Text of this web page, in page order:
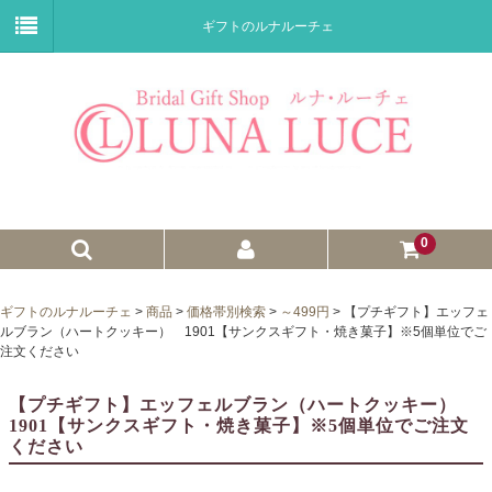
ギフトのルナルーチェ
0
プチギフト
子育て卒業証書
ギフトのルナルーチェ > 商品 > 価格帯別検索 > ～499円 >
【プチギフト】エッフェ
ルブラン（ハートクッキー） 1901【サンクスギフト・焼き菓子】※5個単位でご
注文ください
【プチギフト】エッフェルブラン（ハートクッキー）
1901【サンクスギフト・焼き菓子】※5個単位でご注文
ください